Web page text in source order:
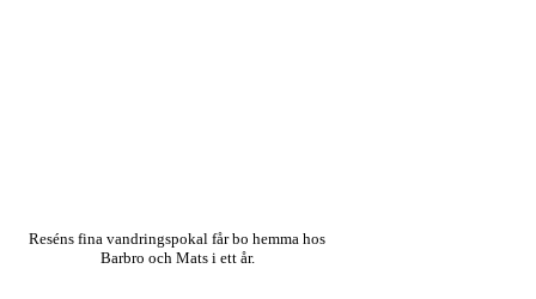
Reséns fina vandringspokal får bo hemma hos
Barbro och Mats i ett år.